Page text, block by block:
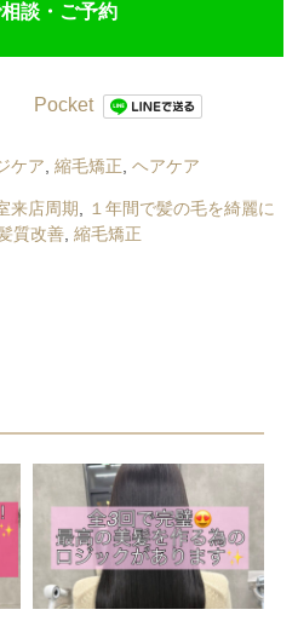
談・ご予約
Pocket
ケア 縮毛矯正 ヘアケア
来店周期
１年間で髪の毛を綺麗に
質改善 縮毛矯正